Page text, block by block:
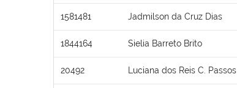
1581481 Jadmilson da Cruz Dias
1844164 Sielia Barreto Brito
20492 Luciana dos Reis C. Passos